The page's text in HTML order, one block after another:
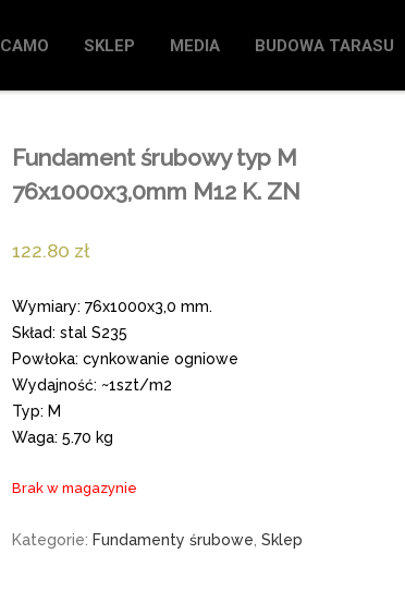
CAMO SKLEP MEDIA BUDOWA TARASU
Fundament śrubowy typ M
76x1000x3,0mm M12 K. ZN
122.80 zł
Wymiary: 76x1000x3,0 mm.
Skład: stal S235
Powłoka: cynkowanie ogniowe
Wydajność: ~1szt/m2
Typ: M
Waga: 5.70 kg
Brak w magazynie
Kategorie: Fundamenty śrubowe ,Sklep